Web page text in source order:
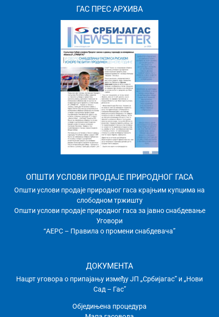
ГАС ПРЕС АРХИВА
ОПШТИ УСЛОВИ ПРОДАЈЕ ПРИРОДНОГ ГАСА
Општи услови продаје природног гаса крајњим купцима на
слободном тржишту
Општи услови продаје природног гаса за јавно снабдевање
Уговори
“АЕРС – Правила о промени снабдевача”
ДОКУМЕНТА
Нацрт уговора о припајању између ЈП „Србијагас” и „Нови
Сад – Гас”
Обједињена процедура